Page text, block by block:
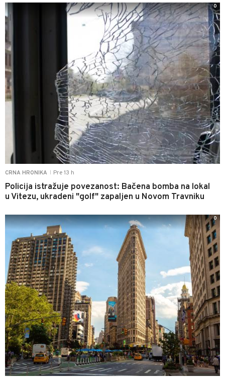
CRNA HRONIKA Pre 13 h
Policija istražuje povezanost: Bačena bomba na lokal
u Vitezu, ukradeni "golf" zapaljen u Novom Travniku
0
0